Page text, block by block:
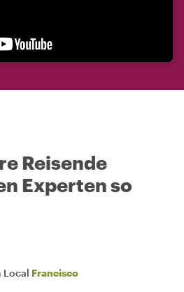
Reisende
Experten so
Local Francisco